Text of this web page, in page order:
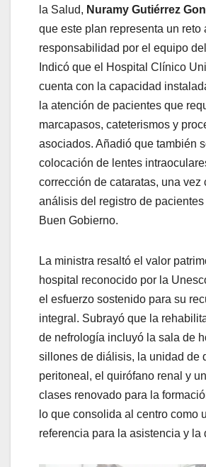
la Salud, Nuramy Gutiérrez
que este plan representa un reto
responsabilidad por el equipo
Indicó que el Hospital Clínico
cuenta con la capacidad
la atención de pacientes que
marcapasos, cateterismos y
asociados. Añadió que también
colocación de lentes
corrección de cataratas, una vez
análisis del registro de pacientes
Buen Gobierno.
La ministra resaltó el valor
hospital reconocido por la
el esfuerzo sostenido para su
integral. Subrayó que la
de nefrología incluyó la sala de
sillones de diálisis, la unidad de
peritoneal, el quirófano renal y
clases renovado para la
lo que consolida al centro como
referencia para la asistencia y la